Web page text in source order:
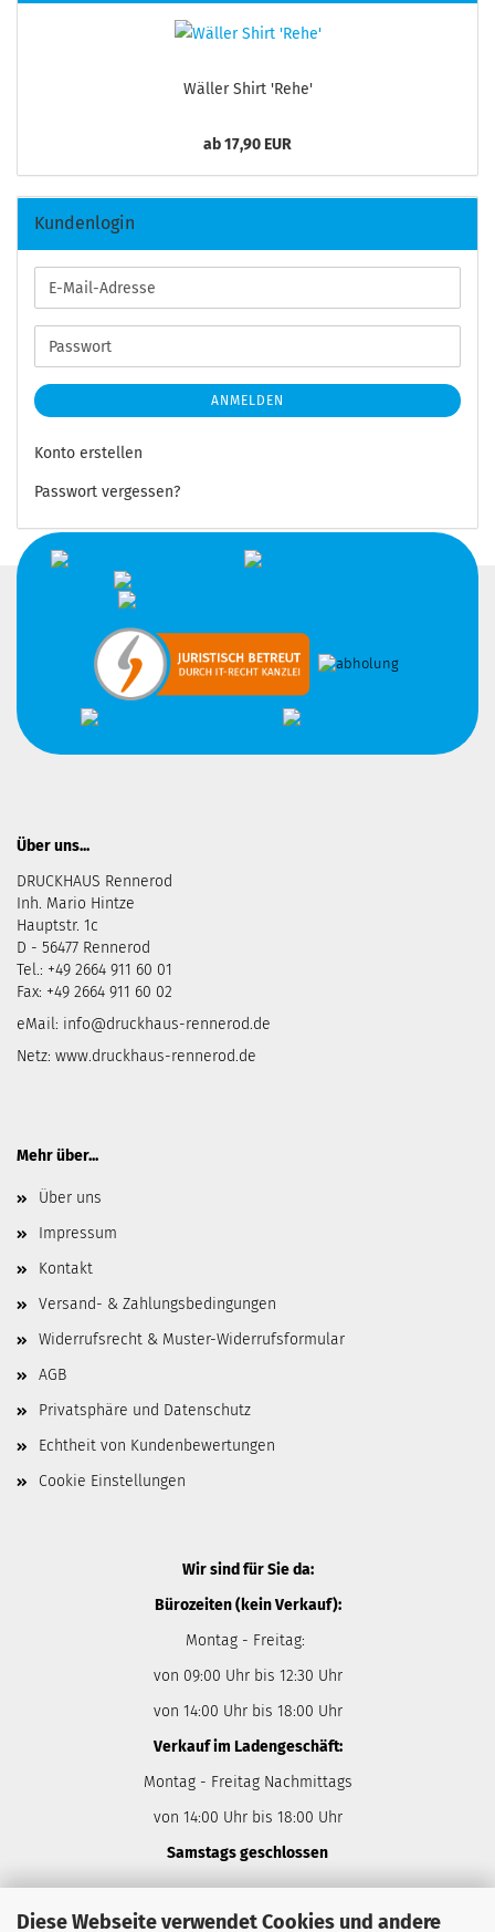
Diese Webseite verwendet Cookies und andere
Wäller Shirt 'Rehe'
ab 17,90 EUR
Kundenlogin
E-
Mail-
Adresse
Passwort
ANMELDEN
Konto erstellen
Passwort vergessen?
Über uns...
DRUCKHAUS Rennerod
Inh. Mario Hintze
Hauptstr. 1c
D - 56477 Rennerod
Tel.: +49 2664 911 60 01
Fax: +49 2664 911 60 02
eMail: info@druckhaus-rennerod.de
Netz: www.druckhaus-rennerod.de
Mehr über...
Über uns
Impressum
Kontakt
Versand- & Zahlungsbedingungen
Widerrufsrecht & Muster-Widerrufsformular
AGB
Privatsphäre und Datenschutz
Echtheit von Kundenbewertungen
Cookie Einstellungen
Wir sind für Sie da:
Bürozeiten (kein Verkauf):
Montag - Freitag:
von 09:00 Uhr bis 12:30 Uhr
von 14:00 Uhr bis 18:00 Uhr
Verkauf im Ladengeschäft:
Montag - Freitag Nachmittags
von 14:00 Uhr bis 18:00 Uhr
Samstags geschlossen